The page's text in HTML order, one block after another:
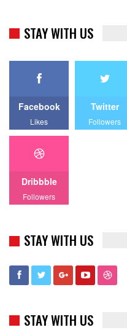
STAY WITH US
Facebook
Likes
Twitter
Followers
Dribbble
Followers
STAY WITH US
STAY WITH US